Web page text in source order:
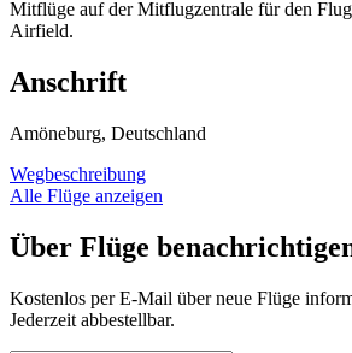
Mitflüge auf der Mitflugzentrale für den
Airfield.
Anschrift
Amöneburg, Deutschland
Wegbeschreibung
Alle Flüge anzeigen
Über Flüge
Kostenlos per E-Mail über neue Flüge
Jederzeit abbestellbar.